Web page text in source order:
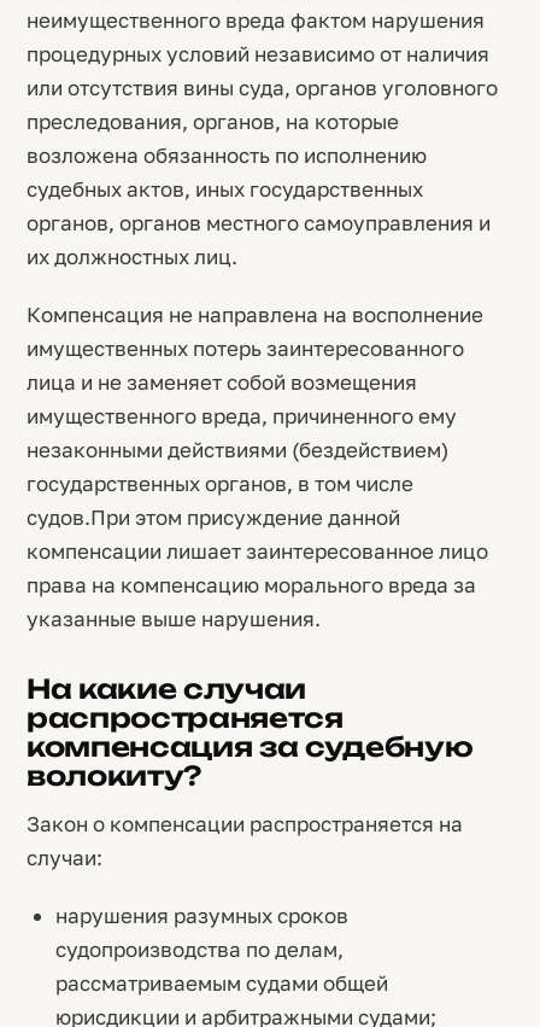
неимущественного вреда фактом нарушения
процедурных условий независимо от наличия
или отсутствия вины суда, органов уголовного
преследования, органов, на которые
возложена обязанность по исполнению
судебных актов, иных государственных
органов, органов местного самоуправления и
их должностных лиц.
Компенсация не направлена на восполнение
имущественных потерь заинтересованного
лица и не заменяет собой возмещения
имущественного вреда, причиненного ему
незаконными действиями (бездействием)
государственных органов, в том числе
судов.При этом присуждение данной
компенсации лишает заинтересованное лицо
права на компенсацию морального вреда за
указанные выше нарушения.
На какие случаи
распространяется
компенсация за судебную
волокиту?
Закон о компенсации распространяется на
случаи:
нарушения разумных сроков
судопроизводства по делам,
рассматриваемым судами общей
юрисдикции и арбитражными судами;